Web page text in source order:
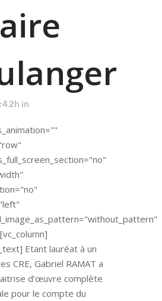
in
Etant lauréat à un
CRE, Gabriel RAMAT a
d’œuvre complète
pour le compte du